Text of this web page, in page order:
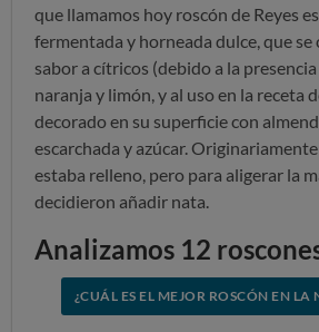
que llamamos hoy roscón de Reyes
fermentada y horneada dulce, que se
sabor a cítricos (debido a la
naranja y limón, y al uso en la receta
decorado en su superficie con
escarchada y azúcar.
estaba relleno, pero para aligerar la
decidieron añadir nata.
Analizamos 12
¿CUÁL ES EL MEJOR ROSCÓN EN